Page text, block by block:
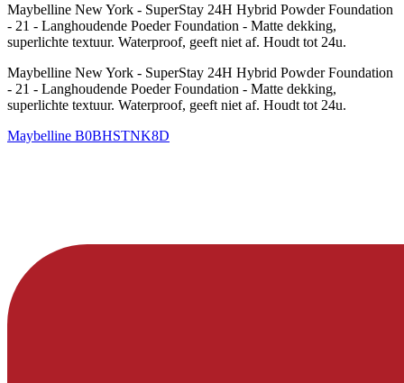
Maybelline New York - SuperStay 24H Hybrid Powder Foundation
- 21 - Langhoudende Poeder Foundation - Matte dekking,
superlichte textuur. Waterproof, geeft niet af. Houdt tot 24u.
Maybelline New York - SuperStay 24H Hybrid Powder Foundation
- 21 - Langhoudende Poeder Foundation - Matte dekking,
superlichte textuur. Waterproof, geeft niet af. Houdt tot 24u.
Maybelline B0BHSTNK8D